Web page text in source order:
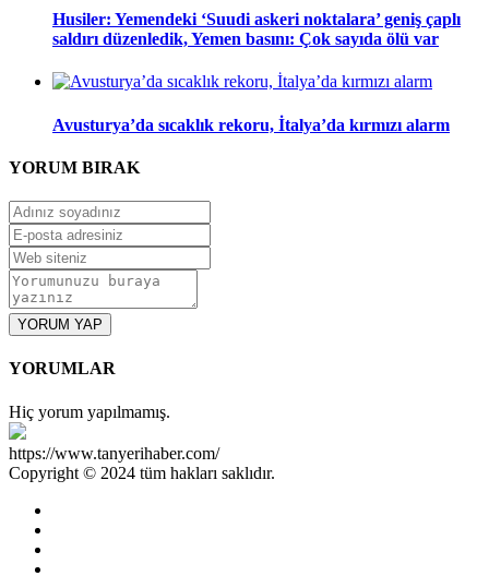
Husiler: Yemendeki ‘Suudi askeri noktalara’ geniş çaplı
saldırı düzenledik, Yemen basını: Çok sayıda ölü var
Avusturya’da sıcaklık rekoru, İtalya’da kırmızı alarm
YORUM BIRAK
YORUM YAP
YORUMLAR
Hiç yorum yapılmamış.
https://www.tanyerihaber.com/
Copyright © 2024 tüm hakları saklıdır.